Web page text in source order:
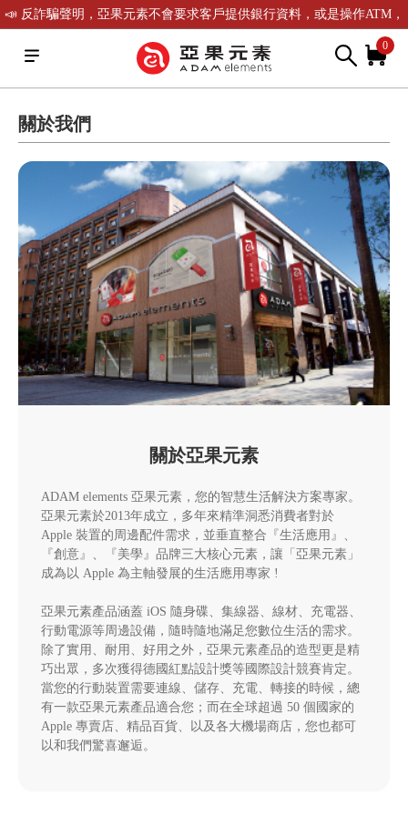
📣 反詐騙聲明，亞果元素不會要求客戶提供銀行資料，或是操作ATM，
可致電(02)-2738-9900聯繫我們或是165反詐騙電話查證！ 0
關於我們
關於亞果元素
ADAM elements 亞果元素，您的智慧生活解決方案專家。
亞果元素於2013年成立，多年來精準洞悉消費者對於
Apple 裝置的周邊配件需求，並垂直整合『生活應用』、
『創意』、『美學』品牌三大核心元素，讓「亞果元素」
成為以 Apple 為主軸發展的生活應用專家 !
亞果元素產品涵蓋 iOS 隨身碟、集線器、線材、充電器、
行動電源等周邊設備，隨時隨地滿足您數位生活的需求。
除了實用、耐用、好用之外，亞果元素產品的造型更是精
巧出眾，多次獲得德國紅點設計獎等國際設計競賽肯定。
當您的行動裝置需要連線、儲存、充電、轉接的時候，總
有一款亞果元素產品適合您；而在全球超過 50 個國家的
Apple 專賣店、精品百貨、以及各大機場商店，您也都可
以和我們驚喜邂逅。